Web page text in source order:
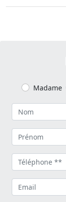
Madame